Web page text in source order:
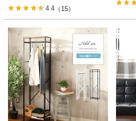
4.4 （15）